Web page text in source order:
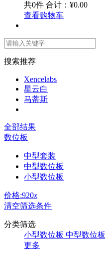
共0件 合计：¥0.00
查看购物车
搜索推荐
Xencelabs
星云白
马蒂斯
全部结果
数位板
中型套装
中型数位板
小型数位板
价格:920x
清空筛选条件
分类筛选
小型数位板 中型数位板
更多